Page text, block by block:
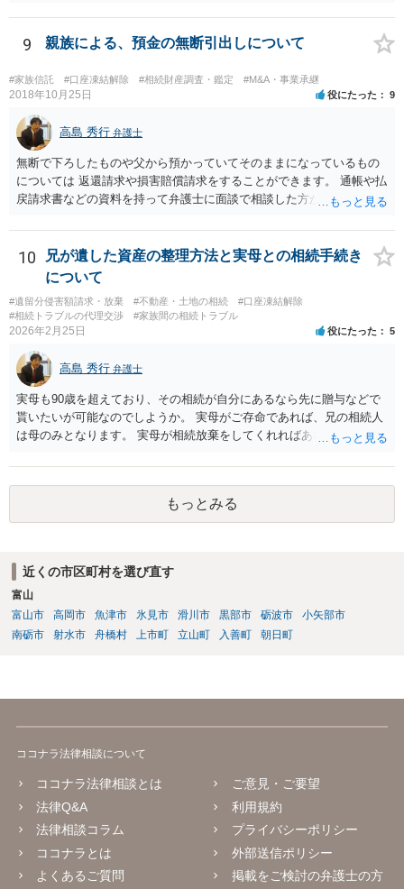
ています。 やはり、成人した子のことまでごちゃごちゃ考えず、自分
の事だけ考えるべきなのでしょうか ・・・お子さんの事をまで含め良
い解決案があればお悩みになるのは当然と言えば当然のことです。 彼
と親子関係を結びたいと思っているが、名字は変えたくない・・・養
子縁組の必要があり 氏も変更することになります。 しかし 彼は成人
しているとは言え、自分の子と私の連れ子、全て平等にしたいと希
望。もちろん私もそうできればと思います。 ・・・婚姻前の契約 あ
るいは 遺言書などで その意思を実現する方法はあります。 弁護
士に相談してみてください。
9 親族による、預金の無断引出しについて
#家族信託 #口座凍結解除 #相続財産調査・鑑定 #M&A・事業承継
2018年10月25日 役にたった 9
高島 秀行 弁護士
無断で下ろしたものや父から預かっていてそのままになっているもの
については 返還請求や損害賠償請求をすることができます。 通帳や払
戻請求書などの資料を持って弁護士に面談で相談した方がよいと思い
10
兄が遺した資産の整理方法と実母との相続手続き
について
#遺留分侵害額請求・放棄 #不動産・土地の相続
#口座凍結解除
#相続トラブルの代理交渉
#家族間の相続トラブル
2026年2月25日 役にたった 5
高島 秀行 弁護士
実母も90歳を超えており、その相続が自分にあるなら先に贈与などで
貰いたいが可能なのでしようか。 実母がご存命であれば、兄の相続人
は母のみとなります。 実母が相続放棄をしてくれればあなた方兄弟及
ないと思います。
もっとみる
近くの市区町村を選び直す
富山
富山市
高岡市 魚津市 氷見市 滑川市 黒部市 砺波市
小矢部市
南砺市
射水市 舟橋村 上市町 立山町 入善町 朝日町
ココナラ法律相談について
ココナラ法律相談とは
法律Q&A
法律相談コラム
ココナラとは
よくあるご質問
ご意見・ご要望
利用規約
プライバシーポリシー
外部送信ポリシー
掲載をご検討の弁護士の方